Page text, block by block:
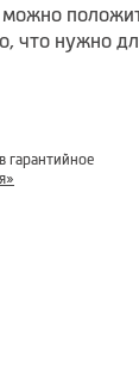
что нужно
гарантийное